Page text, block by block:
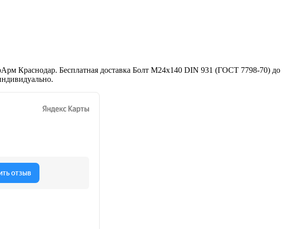
Краснодар. Бесплатная доставка Болт М24х140 DIN 931 (ГОСТ 7798-70) до